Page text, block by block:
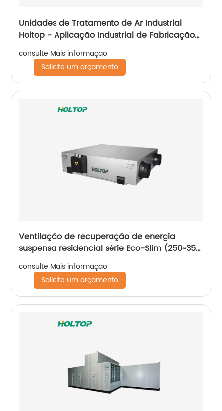
Unidades de Tratamento de Ar Industrial
Holtop - Aplicação Industrial de Fabricação
Automotiva
consulte Mais informação
Solicite um orçamento
Ventilação de recuperação de energia
suspensa residencial série Eco-Slim (250~350
m3/h)
consulte Mais informação
Solicite um orçamento